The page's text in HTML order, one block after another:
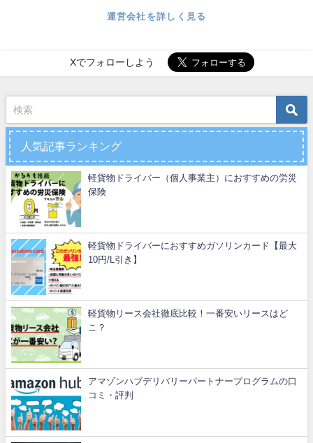
運営会社を詳しく見る
Xでフォローしよう
人気記事ランキング
軽貨物ドライバー（個人事業主）におすすめの労災
保険
軽貨物ドライバーにおすすめガソリンカード【最大
10円/L引き】
軽貨物リース会社徹底比較！一番安いリースはど
こ？
アマゾンハブデリバリーパートナープログラムの口
コミ・評判